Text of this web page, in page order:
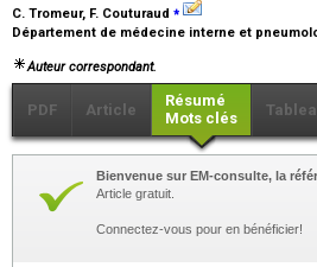
C. Tromeur, F. Couturaud ⁎
Département de médecine interne et
Auteur correspondant.
PDF Article
Résumé
Mots clés
Bienvenue sur EM-consulte, la
Article gratuit.
Connectez-vous pour en bénéficier!